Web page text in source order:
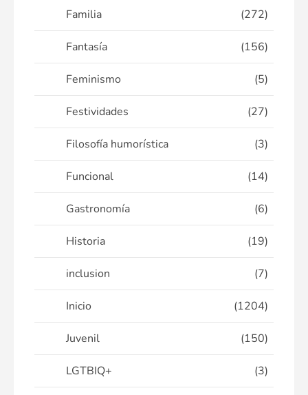
Familia (272)
Fantasía (156)
Feminismo (5)
Festividades (27)
Filosofía humorística (3)
Funcional (14)
Gastronomía (6)
Historia (19)
inclusion (7)
Inicio (1204)
Juvenil (150)
LGTBIQ+ (3)